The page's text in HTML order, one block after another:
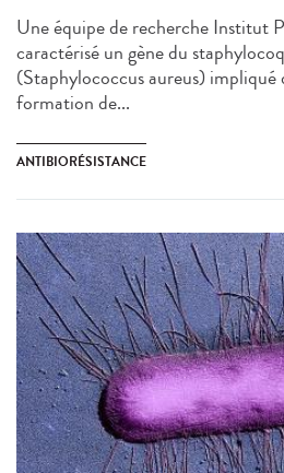
Une équipe de recherche Institut
caractérisé un gène du
(Staphylococcus aureus) impliqué
formation de...
ANTIBIORÉSISTANCE